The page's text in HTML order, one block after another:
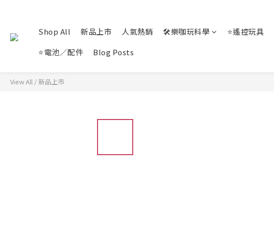
Shop All 新品上市 人氣熱銷 🛠️樂咖玩科學 ⭐遙控玩具
⭐電池／配件
Blog Posts
View All /新品上市